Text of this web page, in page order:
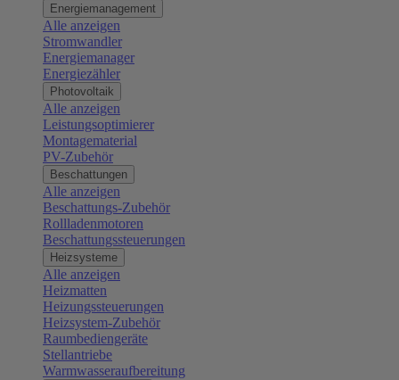
Energiemanagement
Alle anzeigen
Stromwandler
Energiemanager
Energiezähler
Photovoltaik
Alle anzeigen
Leistungsoptimierer
Montagematerial
PV-Zubehör
Beschattungen
Alle anzeigen
Beschattungs-Zubehör
Rollladenmotoren
Beschattungssteuerungen
Heizsysteme
Alle anzeigen
Heizmatten
Heizungssteuerungen
Heizsystem-Zubehör
Raumbediengeräte
Stellantriebe
Warmwasseraufbereitung